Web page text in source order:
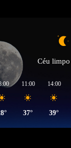
Céu limpo
11:00
37°
14:00
39°